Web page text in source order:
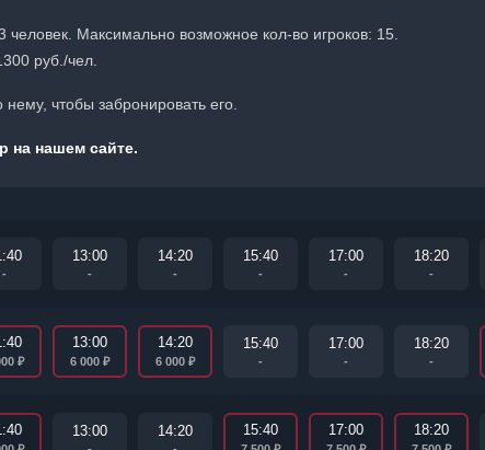
Максимально возможное кол-во игроков: 15.
руб./чел.
чтобы забронировать его.
на нашем сайте.
-
13:00
-
14:20
-
15:40
-
17:00
-
18:20
-
₽
13:00
6 000 ₽
14:20
6 000 ₽
15:40
-
17:00
-
18:20
-
13:00 14:20 15:40 17:00 18:20